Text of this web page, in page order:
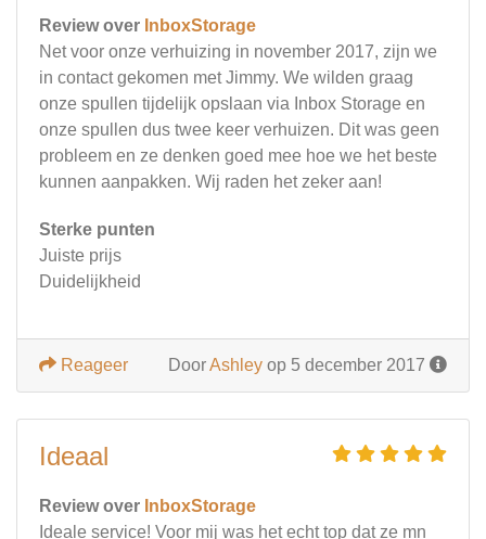
Review over InboxStorage
Net voor onze verhuizing in november 2017, zijn we
in contact gekomen met Jimmy. We wilden graag
onze spullen tijdelijk opslaan via Inbox Storage en
onze spullen dus twee keer verhuizen. Dit was geen
probleem en ze denken goed mee hoe we het beste
kunnen aanpakken. Wij raden het zeker aan!
Sterke punten
Juiste prijs
Duidelijkheid
DoorAshley op 5 december 2017
Reageer
Ideaal
Review over InboxStorage
Ideale service! Voor mij was het echt top dat ze mn